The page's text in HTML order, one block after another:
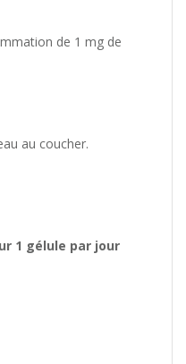
de 1 mg de
au coucher.
1 gélule par jour